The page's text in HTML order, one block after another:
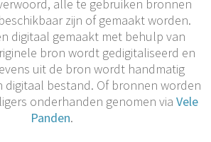
alle te gebruiken bronnen
zijn of gemaakt worden.
digitaal gemaakt met behulp van
bron wordt gedigitaliseerd en
uit de bron wordt handmatig
digitaal bestand. Of bronnen worden
onderhanden genomen via Vele
Panden.